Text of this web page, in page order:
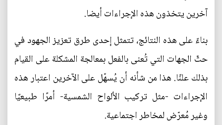
آخرين يتخذون هذه الإجراءات أيضا.
بناءً على هذه النتائج، تتمثل إحدى طرق تعزيز الجهود في
حثّ الجهات التي تُعنى بالفعل بمعالجة المشكلة على القيام
بذلك علنًا. هذا من شأنه أن يُسهّل على الآخرين اعتبار هذه
الإجراءات -مثل تركيب الألواح الشمسية- أمرًا طبيعيًا
وغير مُعرّض لمخاطر اجتماعية.